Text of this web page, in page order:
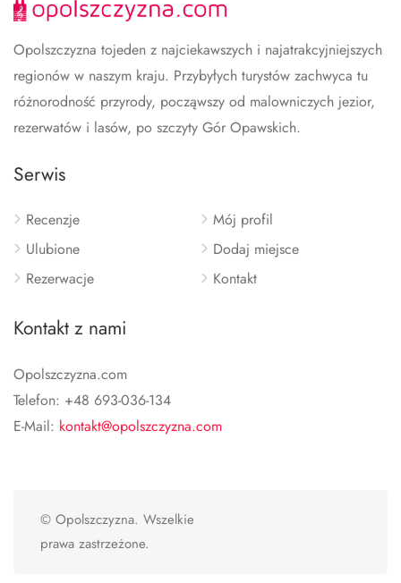
Opolszczyzna tojeden z najciekawszych i najatrakcyjniejszych
regionów w naszym kraju. Przybyłych turystów zachwyca tu
różnorodność przyrody, począwszy od malowniczych jezior,
rezerwatów i lasów, po szczyty Gór Opawskich.
Serwis
Recenzje
Ulubione
Rezerwacje
Mój profil
Dodaj miejsce
Kontakt
Kontakt z nami
Opolszczyzna.com
Telefon: +48 693-036-134
E-Mail: kontakt@opolszczyzna.com
© Opolszczyzna. Wszelkie
prawa zastrzeżone.